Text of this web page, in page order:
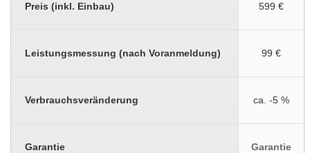
Preis (inkl. Einbau) 599 €
Leistungsmessung (nach Voranmeldung) 99 €
Verbrauchsveränderung ca. -5 %
Garantie Garantie